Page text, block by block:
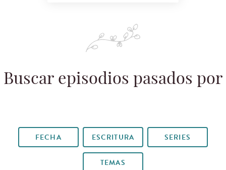
Buscar episodios pasados por
FECHA ESCRITURA SERIES
TEMAS